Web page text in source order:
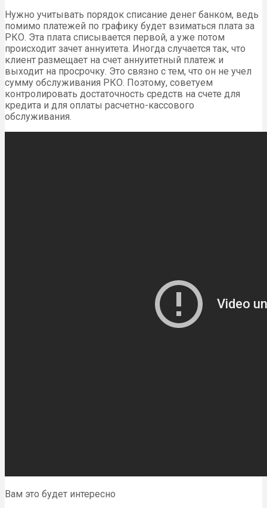
Нужно учитывать порядок списание денег банком, ведь
помимо платежей по графику будет взиматься плата за
РКО. Эта плата списывается первой, а уже потом
происходит зачет аннуитета. Иногда случается так, что
клиент размещает на счет аннуитетный платеж и
выходит на просрочку. Это связно с тем, что он не учел
сумму обслуживания РКО. Поэтому, советуем
контролировать достаточность средств на счете для
кредита и для оплаты расчетно-кассового
обслуживания.
Вам это будет интересно